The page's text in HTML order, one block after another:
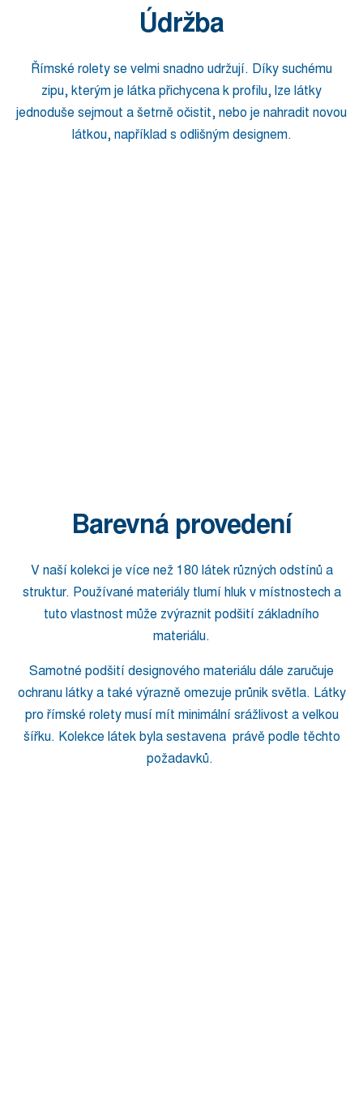
Údržba
Římské rolety se velmi snadno udržují. Díky suchému
zipu, kterým je látka přichycena k profilu, lze látky
jednoduše sejmout a šetrně očistit, nebo je nahradit novou
látkou, například s odlišným designem.
Barevná provedení
V naší kolekci je více než 180 látek různých odstínů a
struktur. Používané materiály tlumí hluk v místnostech a
tuto vlastnost může zvýraznit podšití základního
materiálu.
Samotné podšití designového materiálu dále zaručuje
ochranu látky a také výrazně omezuje průnik světla. Látky
pro římské rolety musí mít minimální srážlivost a velkou
šířku. Kolekce látek byla sestavena právě podle těchto
požadavků.